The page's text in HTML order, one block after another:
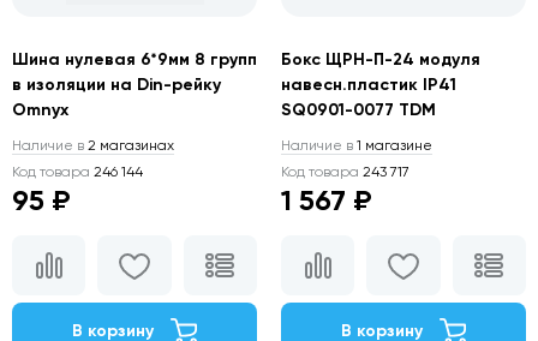
Шина нулевая 6*9мм 8 групп
в изоляции на Din-рейку
Omnyx
Наличие в 2 магазинах
Код товара 246 144
95 ₽
В корзину
Бокс ЩРН-П-24 модуля
навесн.пластик IP41
SQ0901-0077 TDM
Наличие в 1 магазине
Код товара 243 717
1 567 ₽
В корзину